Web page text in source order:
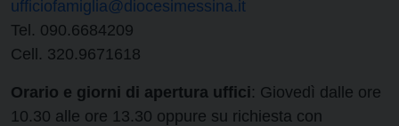
ufficiofamiglia@diocesimessina.it
Tel. 090.6684209
Cell. 320.9671618
Orario e giorni di apertura uffici: Giovedì dalle ore
10.30 alle ore 13.30 oppure su richiesta con